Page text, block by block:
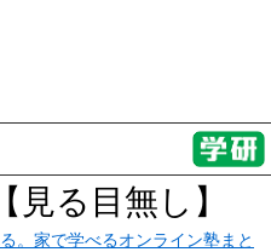
る目無し】
。家で学べるオンライン塾まと